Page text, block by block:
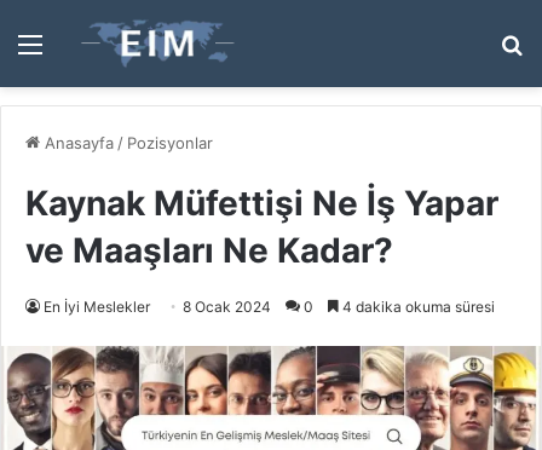
Menü
...
Anasayfa / Pozisyonlar
Kaynak Müfettişi Ne İş Yapar
ve Maaşları Ne Kadar?
En İyi Meslekler 8 Ocak 2024 0 4 dakika okuma süresi